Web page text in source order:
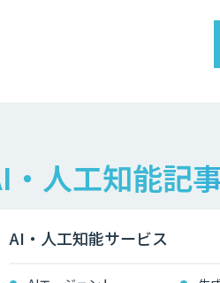
・人工知能記
AI・人工知能サービス